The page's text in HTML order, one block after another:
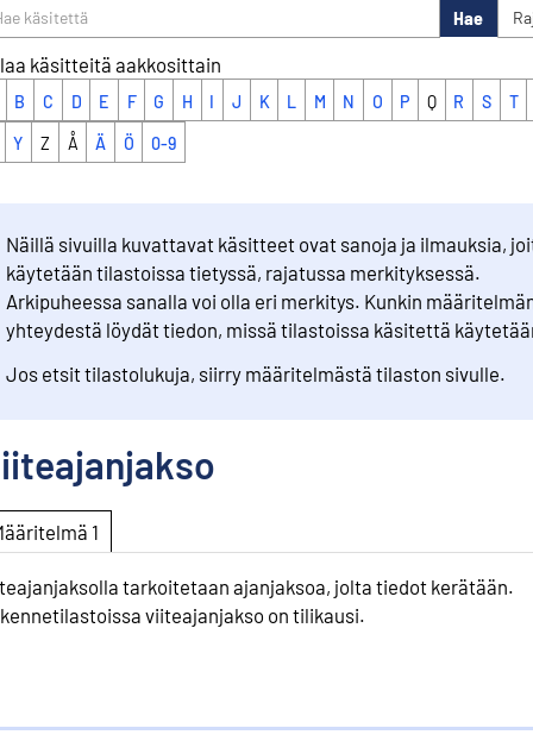
Hae
käsitteitä aakkosittain
B C D E F G H I J K L M N O P Q R S T
Y Z Å Ä Ö 0-9
Näillä sivuilla kuvattavat käsitteet ovat sanoja ja ilmauksia,
käytetään tilastoissa tietyssä, rajatussa merkityksessä.
Arkipuheessa sanalla voi olla eri merkitys. Kunkin
yhteydestä löydät tiedon, missä tilastoissa käsitettä
Jos etsit tilastolukuja, siirry määritelmästä tilaston sivulle.
Määritelmä 1
tarkoitetaan ajanjaksoa, jolta tiedot kerätään.
viiteajanjakso on tilikausi.